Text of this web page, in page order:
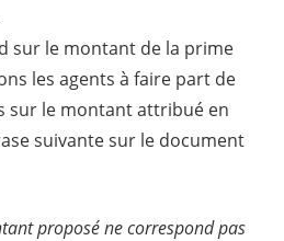
sur le montant de la prime
les agents à faire part de
sur le montant attribué en
suivante sur le document
proposé ne correspond pas